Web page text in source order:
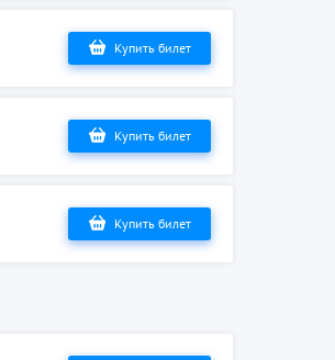
Купить билет
Купить билет
Купить билет